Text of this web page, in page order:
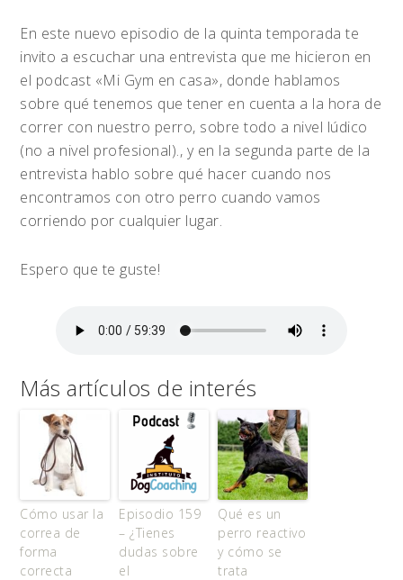
En este nuevo episodio de la quinta temporada te
invito a escuchar una entrevista que me hicieron en
el podcast «Mi Gym en casa», donde hablamos
sobre qué tenemos que tener en cuenta a la hora de
correr con nuestro perro, sobre todo a nivel lúdico
(no a nivel profesional)., y en la segunda parte de la
entrevista hablo sobre qué hacer cuando nos
encontramos con otro perro cuando vamos
corriendo por cualquier lugar.
Espero que te guste!
Más artículos de interés
Cómo usar la
correa de
forma
correcta
Episodio 159
– ¿Tienes
dudas sobre
el
Qué es un
perro reactivo
y cómo se
trata